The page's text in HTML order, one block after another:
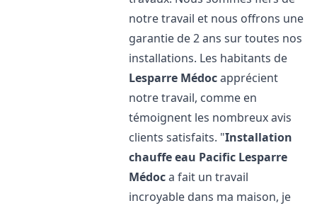
notre travail et nous offrons une
garantie de 2 ans sur toutes nos
installations. Les habitants de
Lesparre Médocapprécient
notre travail, comme en
témoignent les nombreux avis
clients satisfaits. "Installation
chauffe eau Pacific Lesparre
Médoca fait un travail
incroyable dans ma maison, je